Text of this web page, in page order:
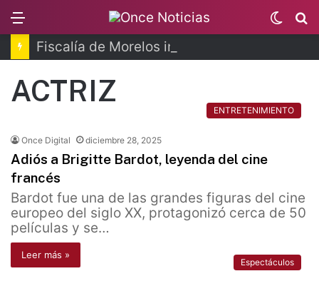
Switch
skin
ACTRIZ
ENTRETENIMIENTO
Once Digital diciembre 28, 2025
Adiós a Brigitte Bardot, leyenda del cine
francés
Bardot fue una de las grandes figuras del cine
europeo del siglo XX, protagonizó cerca de 50
películas y se…
Leer más »
Espectáculos